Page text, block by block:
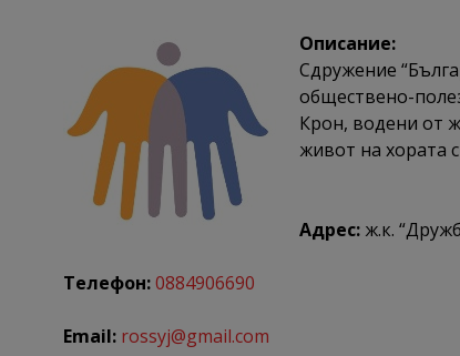
Описание:
Сдружение
обществено-
Крон, водени от
живот на хората
Адрес: ж.к.
Телефон:0884906690
Email: rossyj@gmail.com